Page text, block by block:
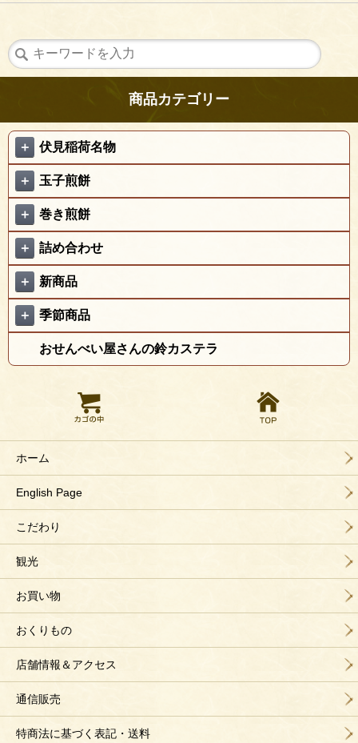
商品カテゴリー
＋ 伏見稲荷名物
＋ 玉子煎餅
＋ 巻き煎餅
＋ 詰め合わせ
＋ 新商品
＋ 季節商品
おせんべい屋さんの鈴カステラ
ホーム
English Page
こだわり
観光
お買い物
おくりもの
店舗情報＆アクセス
通信販売
特商法に基づく表記・送料